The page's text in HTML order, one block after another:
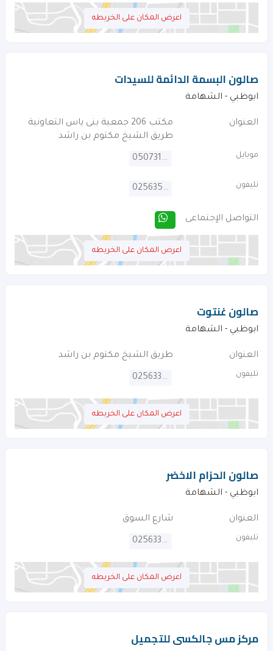
اعرض المكان على الخريطه
صالون البسمة الدائمة للسيدات
ابوظبي - الشهامة
العنوان
مكتب 206 جمعية بنى ياس التعاونية
طريق الشيخ مكتوم بن راشد
موبايل 0507313286
تليفون 025635190
التواصل الإجتماعى
اعرض المكان على الخريطه
صالون غنتوت
ابوظبي - الشهامة
العنوان طريق الشيخ مكتوم بن راشد
تليفون 025633731
اعرض المكان على الخريطه
صالون الحزام الاخضر
ابوظبي - الشهامة
العنوان شارع السوق
تليفون 025633428
اعرض المكان على الخريطه
مركز مس جالكسى للتجميل